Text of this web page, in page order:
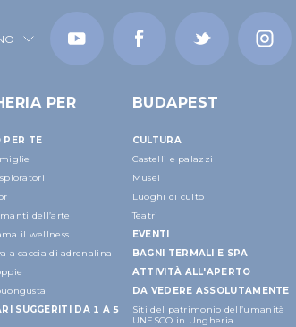
PER
PER TE
dell’arte
il wellness
a caccia di adrenalina
SUGGERITI DA 1 A 5
BUDAPEST
CULTURA
Castelli e palazzi
Musei
Luoghi di culto
Teatri
EVENTI
BAGNI TERMALI E SPA
ATTIVITÀ ALL'APERTO
DA VEDERE ASSOLUTAMENTE
Siti del patrimonio dell’umanità
UNESCO in Ungheria